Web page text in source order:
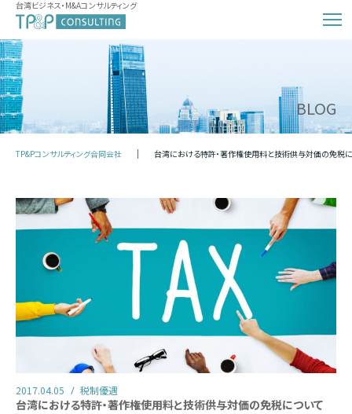
台湾ビジネス・M&Aコンサルティング
BLOG
TP&Pコンサルティング合同会社 台湾における特許・著作権使用料と技術供与対価の免税
2017.04.05 税制優遇
台湾における特許・著作権使用料と技術供与対価の免税について